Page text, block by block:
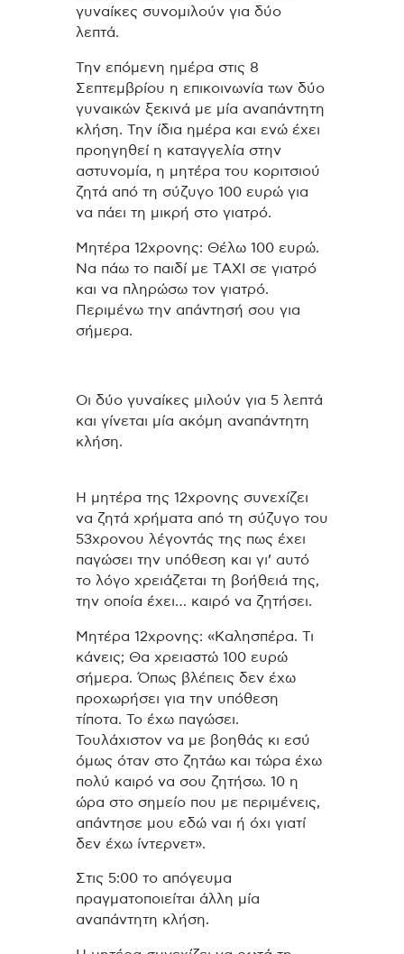
γυναίκες συνομιλούν για δύο
λεπτά.
Την επόμενη ημέρα στις 8
Σεπτεμβρίου η επικοινωνία των δύο
γυναικών ξεκινά με μία αναπάντητη
κλήση. Την ίδια ημέρα και ενώ έχει
προηγηθεί η καταγγελία στην
αστυνομία, η μητέρα του κοριτσιού
ζητά από τη σύζυγο 100 ευρώ για
να πάει τη μικρή στο γιατρό.
Μητέρα 12χρονης: Θέλω 100 ευρώ.
Να πάω το παιδί με ΤΑΧΙ σε γιατρό
και να πληρώσω τον γιατρό.
Περιμένω την απάντησή σου για
σήμερα.
Οι δύο γυναίκες μιλούν για 5 λεπτά
και γίνεται μία ακόμη αναπάντητη
κλήση.
Η μητέρα της 12χρονης συνεχίζει
να ζητά χρήματα από τη σύζυγο του
53χρονου λέγοντάς της πως έχει
παγώσει την υπόθεση και γι’ αυτό
το λόγο χρειάζεται τη βοήθειά της,
την οποία έχει… καιρό να ζητήσει.
Μητέρα 12χρονης: «Καλησπέρα. Τι
κάνεις; Θα χρειαστώ 100 ευρώ
σήμερα. Όπως βλέπεις δεν έχω
προχωρήσει για την υπόθεση
τίποτα. Το έχω παγώσει.
Τουλάχιστον να με βοηθάς κι εσύ
όμως όταν στο ζητάω και τώρα έχω
πολύ καιρό να σου ζητήσω. 10 η
ώρα στο σημείο που με περιμένεις,
απάντησε μου εδώ ναι ή όχι γιατί
δεν έχω ίντερνετ».
Στις 5:00 το απόγευμα
πραγματοποιείται άλλη μία
αναπάντητη κλήση.